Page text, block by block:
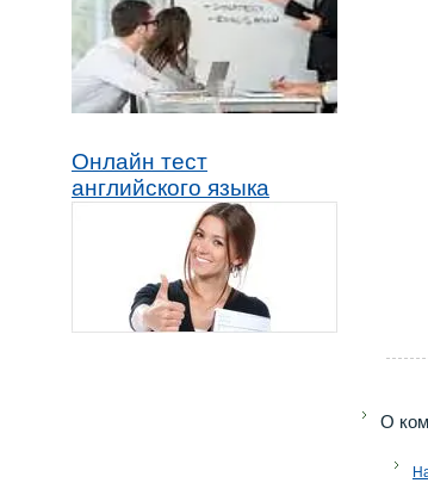
Онлайн тест
английского языка
O